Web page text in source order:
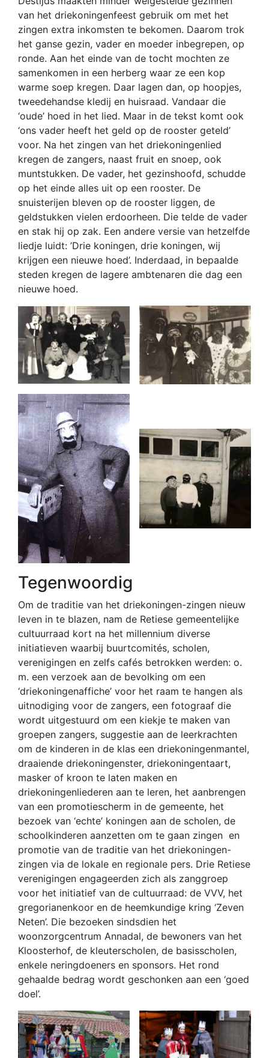
van het driekoningenfeest gebruik om met het
zingen extra inkomsten te bekomen. Daarom trok
het ganse gezin, vader en moeder inbegrepen, op
ronde. Aan het einde van de tocht mochten ze
samenkomen in een herberg waar ze een kop
warme soep kregen. Daar lagen dan, op hoopjes,
tweedehandse kledij en huisraad. Vandaar die
‘oude’ hoed in het lied. Maar in de tekst komt ook
‘ons vader heeft het geld op de rooster geteld’
voor. Na het zingen van het driekoningenlied
kregen de zangers, naast fruit en snoep, ook
muntstukken. De vader, het gezinshoofd, schudde
op het einde alles uit op een rooster. De
snuisterijen bleven op de rooster liggen, de
geldstukken vielen erdoorheen. Die telde de vader
en stak hij op zak. Een andere versie van hetzelfde
liedje luidt: ’Drie koningen, drie koningen, wij
krijgen een nieuwe hoed’. Inderdaad, in bepaalde
steden kregen de lagere ambtenaren die dag een
nieuwe hoed.
Tegenwoordig
Om de traditie van het driekoningen-zingen nieuw
leven in te blazen, nam de Retiese gemeentelijke
cultuurraad kort na het millennium diverse
initiatieven waarbij buurtcomités, scholen,
verenigingen en zelfs cafés betrokken werden: o.
m. een verzoek aan de bevolking om een
‘driekoningenaffiche’ voor het raam te hangen als
uitnodiging voor de zangers, een fotograaf die
wordt uitgestuurd om een kiekje te maken van
groepen zangers, suggestie aan de leerkrachten
om de kinderen in de klas een driekoningenmantel,
draaiende driekoningenster, driekoningentaart,
masker of kroon te laten maken en
driekoningenliederen aan te leren, het aanbrengen
van een promotiescherm in de gemeente, het
bezoek van ‘echte’ koningen aan de scholen, de
schoolkinderen aanzetten om te gaan zingen en
promotie van de traditie van het driekoningen-
zingen via de lokale en regionale pers. Drie Retiese
verenigingen engageerden zich als zanggroep
voor het initiatief van de cultuurraad: de VVV, het
gregorianenkoor en de heemkundige kring ‘Zeven
Neten’. Die bezoeken sindsdien het
woonzorgcentrum Annadal, de bewoners van het
Kloosterhof, de kleuterscholen, de basisscholen,
enkele neringdoeners en sponsors. Het rond
gehaalde bedrag wordt geschonken aan een ‘goed
doel’.